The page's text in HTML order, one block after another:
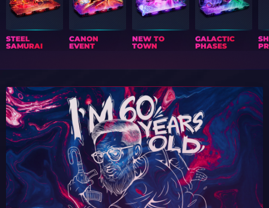
STEEL
SAMURAI
CANON
EVENT
NEW TO
TOWN
GALACTIC
PHASES